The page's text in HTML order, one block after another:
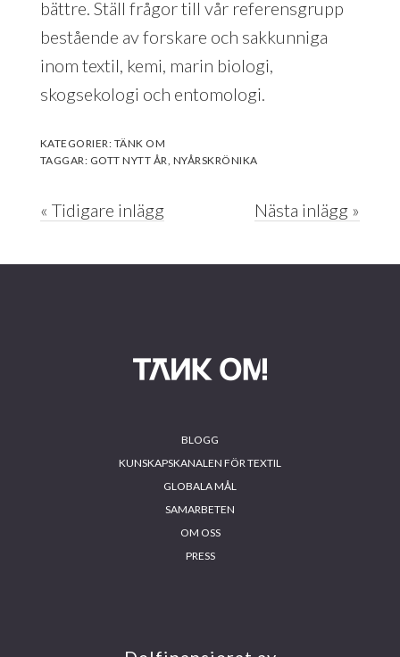
bättre. Ställ frågor till vår referensgrupp
bestående av forskare och sakkunniga
inom textil, kemi, marin biologi,
skogsekologi och entomologi.
KATEGORIER: TÄNK OM
TAGGAR: GOTT NYTT ÅR NYÅRSKRÖNIKA
« Tidigare inlägg Nästa inlägg »
BLOGG
KUNSKAPSKANALEN FÖR TEXTIL
GLOBALA MÅL
SAMARBETEN
OM OSS
PRESS